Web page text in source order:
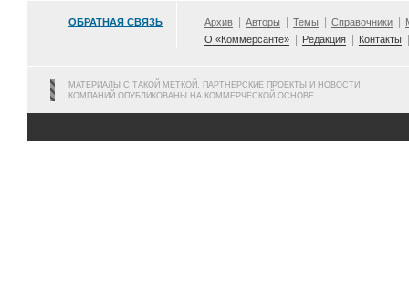
ОБРАТНАЯ СВЯЗЬ Архив Авторы Темы Справочники
О «Коммерсанте»
Редакция Контакты
МАТЕРИАЛЫ С ТАКОЙ МЕТКОЙ, ПАРТНЕРСКИЕ ПРОЕКТЫ И НОВОСТИ
КОМПАНИЙ ОПУБЛИКОВАНЫ НА КОММЕРЧЕСКОЙ ОСНОВЕ